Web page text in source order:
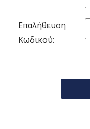
Επαλήθευση
Κωδικού: